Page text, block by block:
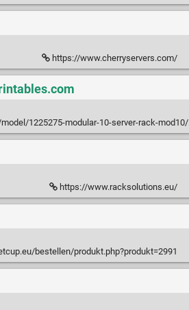
https://www.cherryservers.com/
1225275-modular-10-server-rack-mod10/files
https://www.racksolutions.eu/
bestellen/produkt.php?produkt=2991